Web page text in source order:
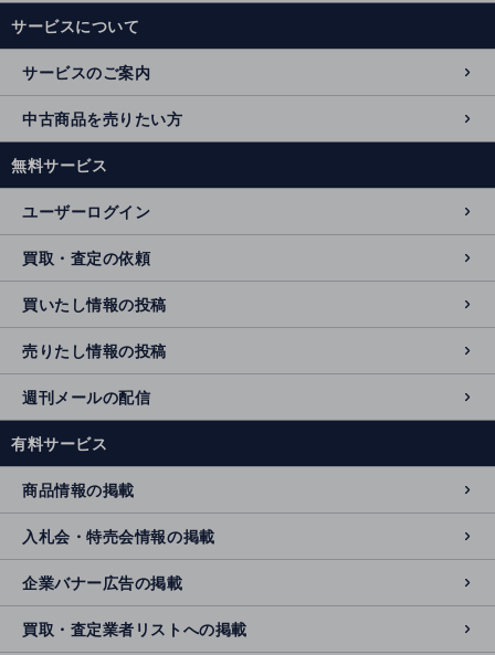
サービスについて
サービスのご案内
中古商品を売りたい方
無料サービス
ユーザーログイン
買取・査定の依頼
買いたし情報の投稿
売りたし情報の投稿
週刊メールの配信
有料サービス
商品情報の掲載
入札会・特売会情報の掲載
企業バナー広告の掲載
買取・査定業者リストへの掲載